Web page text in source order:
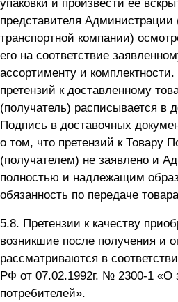
упаковки и произвести ее
представителя Администрации
транспортной компании)
его на соответствие
ассортименту и
претензий к доставленному
(получатель) расписывается в
Подпись в доставочных
о том, что претензий к Товару
(получателем) не заявлено и
полностью и надлежащим
обязанность по передаче
5.8. Претензии к качеству
возникшие после получения и
рассматриваются в
РФ от 07.02.1992г. № 2300-1 «О
потребителей».